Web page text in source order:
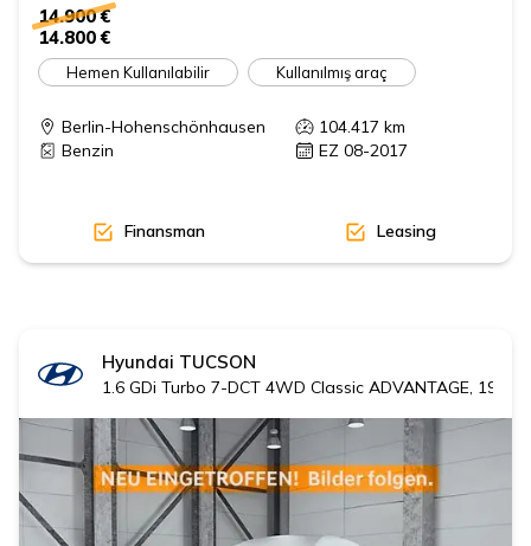
14.900 €
14.800 €
Hemen Kullanılabilir Kullanılmış araç
Berlin-Hohenschönhausen 104.417 km
Benzin
EZ 08-2017
Finansman Leasing
Hyundai TUCSON
1.6 GDi Turbo 7-DCT 4WD Classic ADVANTAGE, 19'